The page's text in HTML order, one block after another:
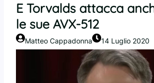
E Torvalds attacca
le sue AVX-512
Matteo Cappadonna 14 Luglio 2020